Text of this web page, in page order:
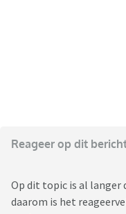
Reageer op dit
Op dit topic is al langer
daarom is het